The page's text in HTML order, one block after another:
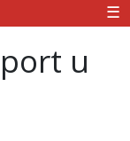
☰
u